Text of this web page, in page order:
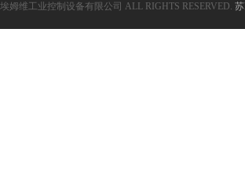
姆维工业控制设备有限公司 ALL RIGHTS RESERVED.